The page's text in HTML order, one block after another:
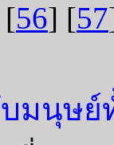
56] [57
มนุษย์